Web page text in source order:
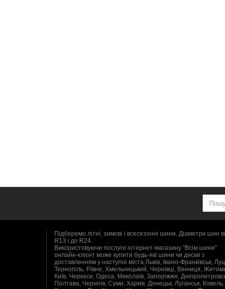
Підберемо літні, зимові і всесезонні шини. Діаметри шин
R13 і до R24.
Використовуючи послуги інтернет-магазину "Всім шини"
онлайн-клієнт може купити будь-які шини чи диски з
доставленням у наступні міста:Львів, Івано-Франківськ,
Тернопіль, Рівне, Хмельницький, Чернівці, Вінниця,
Київ, Черкаси, Одеса, Миколаїв, Запоріжжя,
Полтава, Чернігів, Суми, Харків, Донецьк, Луганськ, Ковель,